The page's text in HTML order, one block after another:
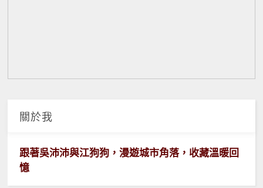
關於我
跟著吳沛沛與江狗狗，漫遊城市角落，收藏溫暖回
憶